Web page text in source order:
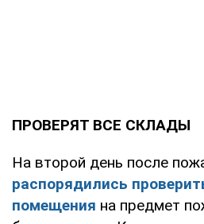
ПРОВЕРЯТ ВСЕ СКЛАДЫ
На второй день после
распорядились
помещения на предмет